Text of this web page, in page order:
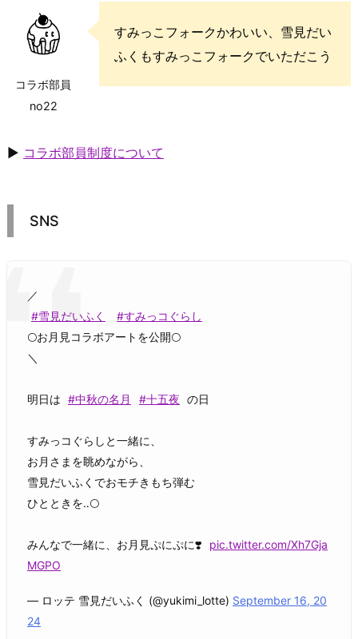
コラボ部員
no22
すみっこフォークかわいい、雪見だい
ふくもすみっこフォークでいただこう
▶ コラボ部員制度について
SNS
／
#雪見だいふく
#すみっコぐらし
🌕お月見コラボアートを公開🌕
＼
明日は #中秋の名月 #十五夜 の日
すみっコぐらしと一緒に、
お月さまを眺めながら、
雪見だいふくでおモチきもち弾む
ひとときを‥🌕
みんなで一緒に、お月見ぷにぷに❣️
pic.twitter.com/Xh7Gja
MGPO
— ロッテ 雪見だいふく (@yukimi_lotte) September 16, 20
24